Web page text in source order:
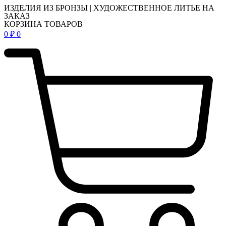
ИЗДЕЛИЯ ИЗ БРОНЗЫ | ХУДОЖЕСТВЕННОЕ ЛИТЬЕ НА
ЗАКАЗ
КОРЗИНА ТОВАРОВ
0 ₽ 0